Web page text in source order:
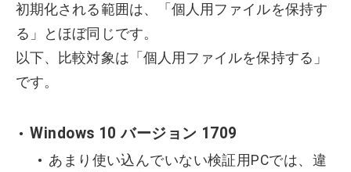
初期化される範囲は、「個人用ファイルを保持す
る」とほぼ同じです。
以下、比較対象は「個人用ファイルを保持する」
です。
Windows 10 バージョン 1709
あまり使い込んでいない検証用PCでは、違